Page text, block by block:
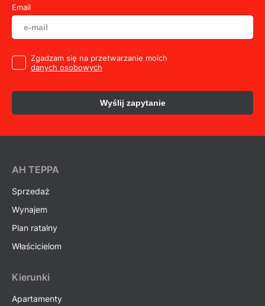
Email
Zgadzam się na przetwarzanie moich
danych osobowych
Wyślij zapytanie
AH ТEPPA
Sprzedaż
Wynajem
Plan ratalny
Właścicielom
Kierunki
Apartamenty